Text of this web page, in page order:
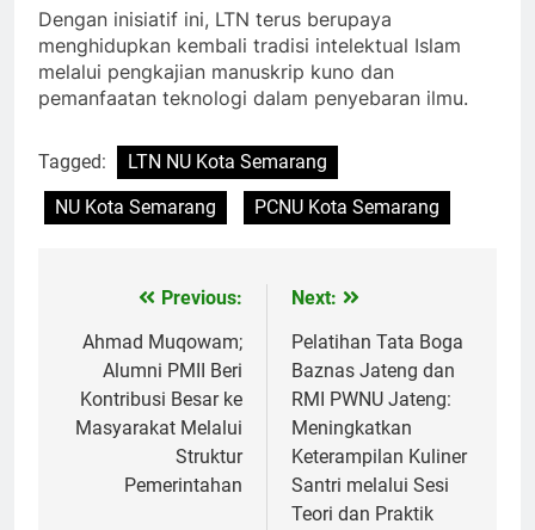
Dengan inisiatif ini, LTN terus berupaya
menghidupkan kembali tradisi intelektual Islam
melalui pengkajian manuskrip kuno dan
pemanfaatan teknologi dalam penyebaran ilmu.
Tagged:
LTN NU Kota Semarang
NU Kota Semarang
PCNU Kota Semarang
navigation
Previous:
Ahmad Muqowam;
Alumni PMII Beri
Kontribusi Besar ke
Masyarakat Melalui
Struktur
Pemerintahan
Next:
Pelatihan Tata Boga
Baznas Jateng dan
RMI PWNU Jateng:
Meningkatkan
Keterampilan Kuliner
Santri melalui Sesi
Teori dan Praktik